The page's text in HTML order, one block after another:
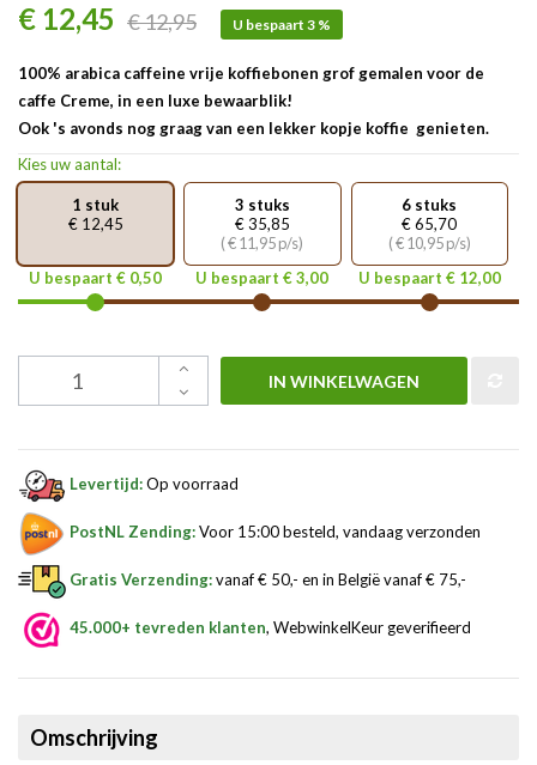
€ 12,45 € 12,95 U bespaart 3 %
100% arabica caffeine vrije koffiebonen grof gemalen voor de
caffe Creme, in een luxe bewaarblik!
Ook 's avonds nog graag van een lekker kopje koffie genieten.
Kies uw aantal:
1 stuk
€ 12,45
U bespaart € 0,50
3 stuks
€ 35,85
( € 11,95 p/s)
U bespaart € 3,00
6 stuks
€ 65,70
( € 10,95 p/s)
U bespaart € 12,00
IN WINKELWAGEN
Levertijd:Op voorraad
PostNL Zending:Voor 15:00 besteld, vandaag verzonden
Gratis Verzending:vanaf € 50,- en in België vanaf € 75,-
45.000+ tevreden klanten, WebwinkelKeur geverifieerd
Omschrijving